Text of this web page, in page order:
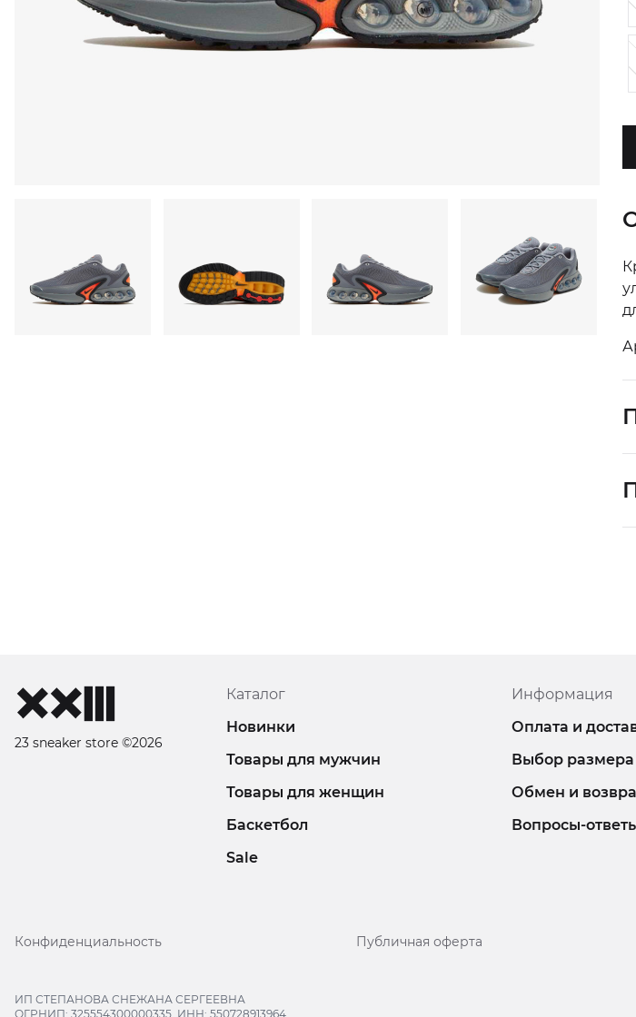
23 sneaker store ©2026
Каталог
Новинки
Товары для мужчин
Товары для женщин
Баскетбол
Sale
Информация
Оплата и
Выбор размера
Обмен и
Вопросы-
Конфиденциальность Публичная оферта
ИП СТЕПАНОВА СНЕЖАНА СЕРГЕЕВНА
ОГРНИП: 325554300000335, ИНН: 550728913964